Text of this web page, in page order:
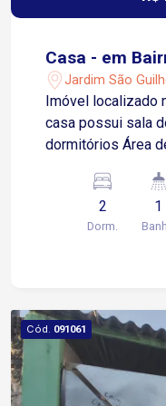
Casa - em
Jardim São
Imóvel localizado
casa possui sala dois ambientes Cozinha 2
dormitórios Área
propostas e
2
Dorm.
1
Cód. 091061